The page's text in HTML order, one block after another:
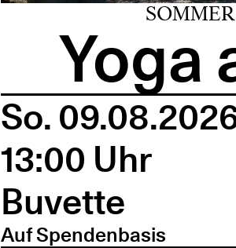
Yoga
So.
13:00 Uhr
Buvette
Auf Spendenbasis